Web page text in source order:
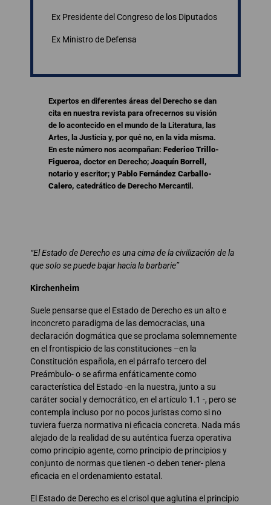
Ex Presidente del Congreso de los Diputados
Ex Ministro de Defensa
Expertos en diferentes áreas del Derecho se dan
cita en nuestra revista para ofrecernos su visión
de lo acontecido en el mundo de la Literatura, las
Artes, la Justicia y, por qué no, en la vida misma.
En este número nos acompañan: Federico Trillo-
Figueroa, doctor en Derecho; Joaquín Borrell,
notario y escritor; y Pablo Fernández Carballo-
Calero, catedrático de Derecho Mercantil.
“El Estado de Derecho es una cima de la civilización de la
que solo se puede bajar hacia la barbarie”
Kirchenheim
Suele pensarse que el Estado de Derecho es un alto e
inconcreto paradigma de las democracias, una
declaración dogmática que se proclama solemnemente
en el frontispicio de las constituciones –en la
Constitución española, en el párrafo tercero del
Preámbulo- o se afirma enfáticamente como
característica del Estado -en la nuestra, junto a su
caráter social y democrático, en el artículo 1.1 -, pero se
contempla incluso por no pocos juristas como si no
tuviera fuerza normativa ni eficacia concreta. Nada más
alejado de la realidad de su auténtica fuerza operativa
como principio agente, como principio de principios y
conjunto de normas que tienen -o deben tener- plena
eficacia en el ordenamiento estatal.
El Estado de Derecho es el crisol que aglutina el principio